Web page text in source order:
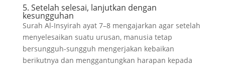
5. Setelah selesai, lanjutkan dengan
kesungguhan
Surah Al-Insyirah ayat 7–8 mengajarkan agar setelah
menyelesaikan suatu urusan, manusia tetap
bersungguh-sungguh mengerjakan kebaikan
berikutnya dan menggantungkan harapan kepada